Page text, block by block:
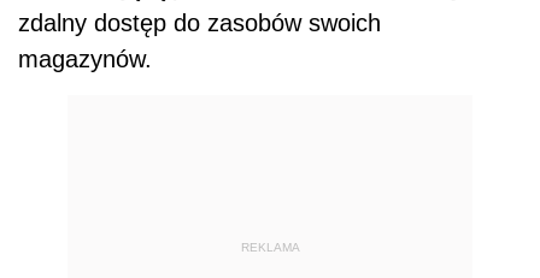
zdalny dostęp do zasobów swoich
magazynów.
REKLAMA